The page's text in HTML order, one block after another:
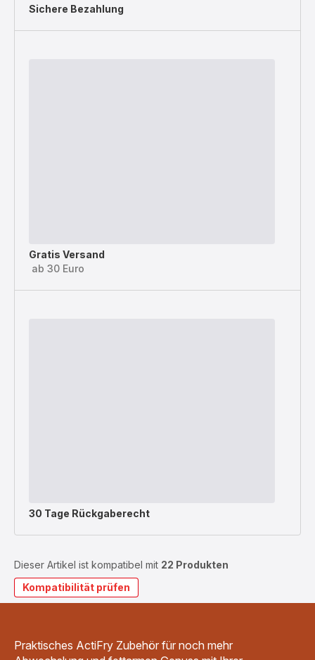
Sichere Bezahlung
Gratis Versand
ab 30 Euro
30 Tage Rückgaberecht
Dieser Artikel ist kompatibel mit 22 Produkten
Kompatibilität prüfen
Praktisches ActiFry Zubehör für noch mehr